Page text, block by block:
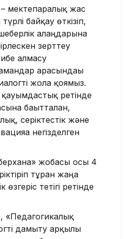
– мек­тепаралық жас
байқау өткізіп,
алаң­дарына
зерттеу
алмасу
арасындағы
жолға қоямыз.
қауымдастық ретінде
бағытталған,
серіктестік және
негізделген
жобасы осы 4
тұрған жаңа
тетігі ретінде
«Педаго­гикалық
дамыту арқылы